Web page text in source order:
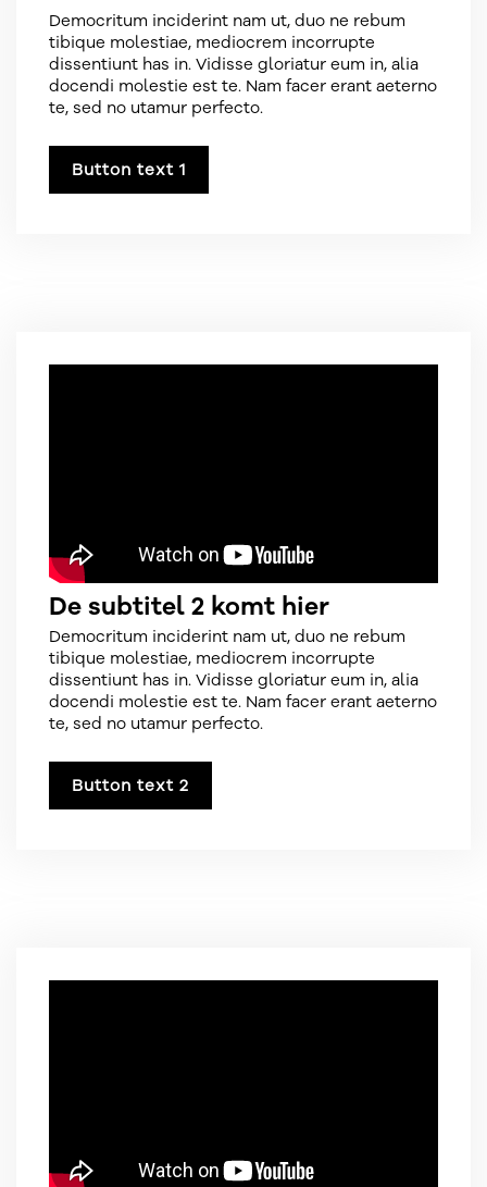
Democritum inciderint nam ut, duo ne rebum
tibique molestiae, mediocrem incorrupte
dissentiunt has in. Vidisse gloriatur eum in, alia
docendi molestie est te. Nam facer erant aeterno
te, sed no utamur perfecto.
Button text 1
De subtitel 2 komt hier
Democritum inciderint nam ut, duo ne rebum
tibique molestiae, mediocrem incorrupte
dissentiunt has in. Vidisse gloriatur eum in, alia
docendi molestie est te. Nam facer erant aeterno
te, sed no utamur perfecto.
Button text 2